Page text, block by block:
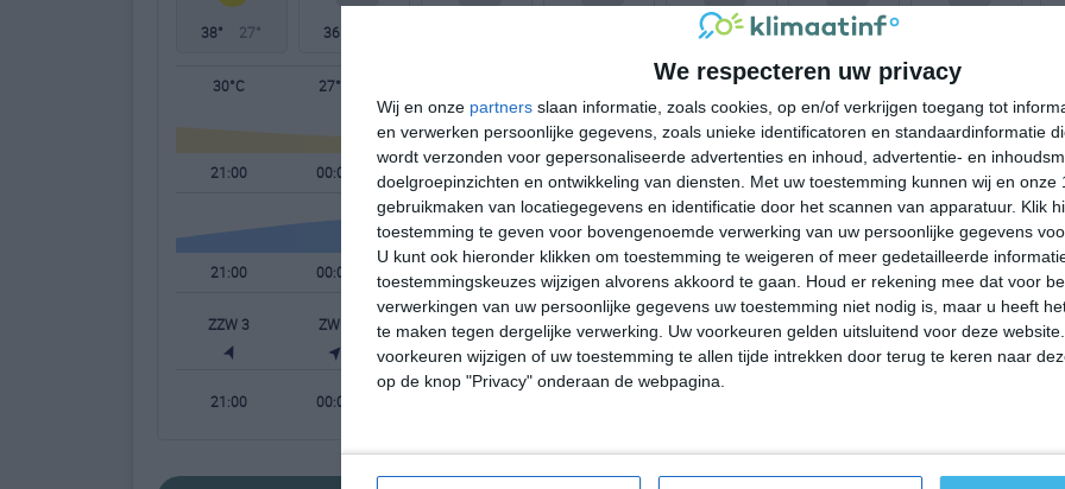
We respecteren uw privacy
Wij en onze partners slaan informatie, zoals cookies, op en/of verkrijgen toegang tot
en verwerken persoonlijke gegevens, zoals unieke identificatoren en standaardinformatie
wordt verzonden voor gepersonaliseerde advertenties en inhoud, advertentie- en
doelgroepinzichten en ontwikkeling van diensten.
Met uw toestemming kunnen wij en onze
gebruikmaken van locatiegegevens en identificatie door het scannen van apparatuur. Klik
toestemming te geven voor bovengenoemde verwerking van uw persoonlijke gegevens
U kunt ook hieronder klikken om toestemming te weigeren of meer gedetailleerde
toestemmingskeuzes wijzigen alvorens akkoord te gaan.
Houd er rekening mee dat voor
verwerkingen van uw persoonlijke gegevens uw toestemming niet nodig is, maar u heeft
te maken tegen dergelijke verwerking. Uw voorkeuren gelden uitsluitend voor deze
voorkeuren wijzigen of uw toestemming te allen tijde intrekken door terug te keren naar
op de knop "Privacy" onderaan de webpagina.
38° 27° 36° 36° 23° 37° 24°
30°C 27°C 27°C 32°C 35°C 34°C
21:00 00:00 03:00 06:00 12:00 18:00
21:00 00:00 03:00 06:00 12:00 18:00
ZZW 3 ZW 2 ZW 2 ZZW 1 ZW 2 ONO 3 OZO 3
21:00 00:00